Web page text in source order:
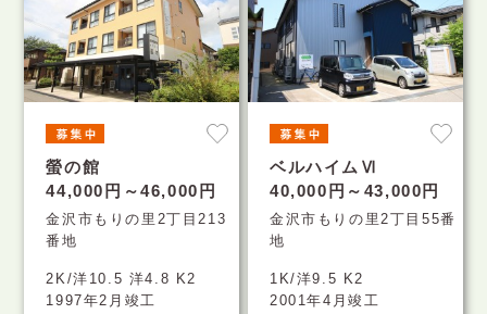
螢の館
44,000円～46,000円
金沢市もりの里2丁目213
番地
2K/洋10.5 洋4.8 K2
1997年2月竣工
ベルハイムⅥ
40,000円～43,000円
金沢市もりの里2丁目55番
地
1K/洋9.5 K2
2001年4月竣工